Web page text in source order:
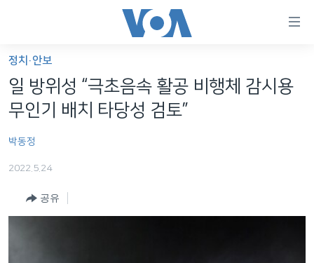
가
능
링
인
세계
라디오
프로그램
주파수 안내
정치·안보
일 방위성 “극초음속 활공 비행체 감시용
무인기 배치 타당성 검토”
박동정
2022.5.24
공유